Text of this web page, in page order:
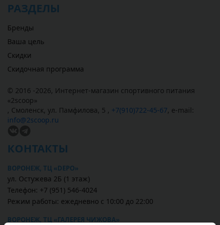
РАЗДЕЛЫ
Бренды
Ваша цель
Скидки
Скидочная программа
© 2016 -2026, Интернет-магазин спортивного питания
«2scoop»
, Смоленск, ул. Памфилова, 5 , +7(910)722-45-67, e-mail:
info@2scoop.ru
КОНТАКТЫ
ВОРОНЕЖ, ТЦ «DEPO»
ул. Остужева 2Б (1 этаж)
Телефон: +7 (951) 546-4024
Режим работы: ежедневно с 10:00 до 22:00
ВОРОНЕЖ, ТЦ «ГАЛЕРЕЯ ЧИЖОВА»